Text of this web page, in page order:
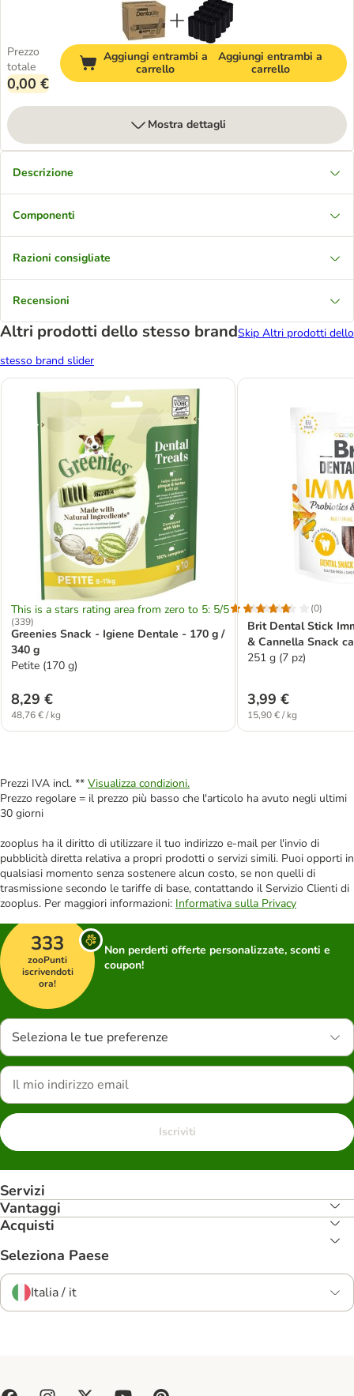
Prezzo
totale
0,00 €
Aggiungi entrambi a
carrello
Aggiungi entrambi a
carrello
Mostra dettagli
Descrizione
Componenti
Razioni consigliate
Recensioni
Altri prodotti dello stesso brandSkip Altri prodotti dello
stesso brand slider
This is a stars rating area from zero to 5: 5/5
(339)
Greenies Snack - Igiene Dentale - 170 g /
340 g
Petite (170 g)
8,29 €
48,76 € / kg
(0)
Brit Dental Stick
& Cannella Snack
251 g (7 pz)
3,99 €
15,90 € / kg
Prezzi IVA incl. ** Visualizza condizioni.
Prezzo regolare = il prezzo più basso che l'articolo ha avuto negli ultimi
30 giorni
zooplus ha il diritto di utilizzare il tuo indirizzo e-mail per l'invio di
pubblicità diretta relativa a propri prodotti o servizi simili. Puoi opporti in
qualsiasi momento senza sostenere alcun costo, se non quelli di
trasmissione secondo le tariffe di base, contattando il Servizio Clienti di
zooplus. Per maggiori informazioni: Informativa sulla Privacy
333
zooPunti
iscrivendoti
ora!
Non perderti offerte personalizzate, sconti e
coupon!
Seleziona le tue preferenze
Iscriviti
Servizi
Vantaggi
Acquisti
Seleziona Paese
Italia / it